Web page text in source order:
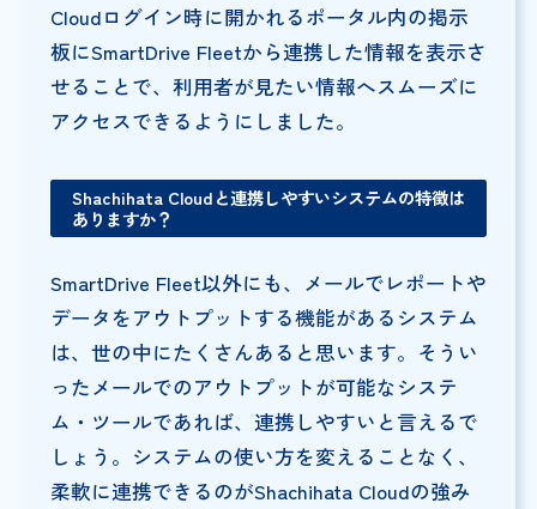
Cloudログイン時に開かれるポータル内の掲示
板にSmartDrive Fleetから連携した情報を表示さ
せることで、利用者が見たい情報へスムーズに
アクセスできるようにしました。
Shachihata Cloudと連携しやすいシステムの特徴は
ありますか？
SmartDrive Fleet以外にも、メールでレポートや
データをアウトプットする機能があるシステム
は、世の中にたくさんあると思います。そうい
ったメールでのアウトプットが可能なシステ
ム・ツールであれば、連携しやすいと言えるで
しょう。システムの使い方を変えることなく、
柔軟に連携できるのがShachihata Cloudの強み